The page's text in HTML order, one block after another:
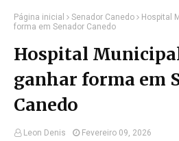
Página inicial Senador Canedo
Hospital
forma em Senador Canedo
Hospital
ganhar forma em
Canedo
Leon Denis Fevereiro 09, 2026